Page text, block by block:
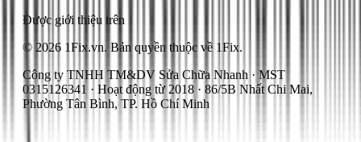
Được giới thiệu trên
© 2026 1Fix.vn. Bản quyền thuộc về 1Fix.
Công ty TNHH TM&DV Sửa Chữa Nhanh · MST
0315126341 · Hoạt động từ 2018 · 86/5B Nhất Chi Mai,
Phường Tân Bình, TP. Hồ Chí Minh